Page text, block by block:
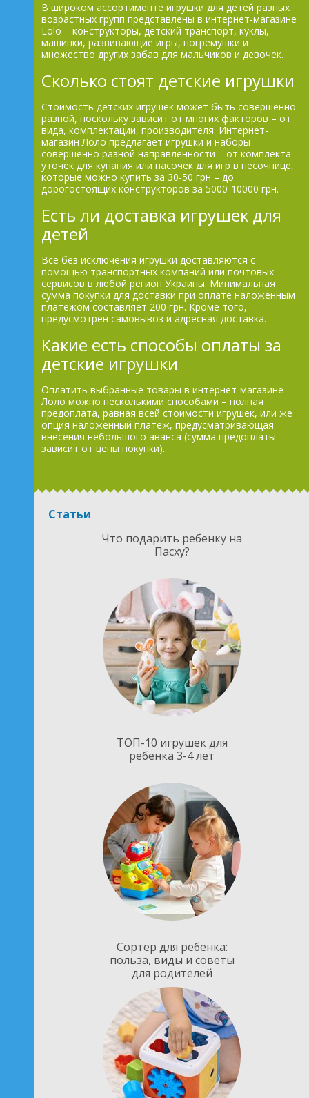
В широком ассортименте игрушки для детей разных
возрастных групп представлены в интернет-магазине
Lolo – конструкторы, детский транспорт, куклы,
машинки, развивающие игры, погремушки и
множество других забав для мальчиков и девочек.
Сколько стоят детские игрушки
Стоимость детских игрушек может быть совершенно
разной, поскольку зависит от многих факторов – от
вида, комплектации, производителя. Интернет-
магазин Лоло предлагает игрушки и наборы
совершенно разной направленности – от комплекта
уточек для купания или пасочек для игр в песочнице,
которые можно купить за 30-50 грн – до
дорогостоящих конструкторов за 5000-10000 грн.
Есть ли доставка игрушек для
детей
Все без исключения игрушки доставляются с
помощью транспортных компаний или почтовых
сервисов в любой регион Украины. Минимальная
сумма покупки для доставки при оплате наложенным
платежом составляет 200 грн. Кроме того,
предусмотрен самовывоз и адресная доставка.
Какие есть способы оплаты за
детские игрушки
Оплатить выбранные товары в интернет-магазине
Лоло можно несколькими способами – полная
предоплата, равная всей стоимости игрушек, или же
опция наложенный платеж, предусматривающая
внесения небольшого аванса (сумма предоплаты
зависит от цены покупки).
Статьи
Что подарить ребенку на
Пасху?
ТОП-10 игрушек для
ребенка 3-4 лет
Сортер для ребенка:
польза, виды и советы
для родителей